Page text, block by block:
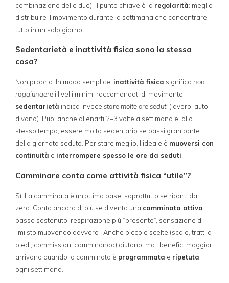
combinazione delle due). Il punto chiave è la regolarità: meglio
distribuire il movimento durante la settimana che concentrare
tutto in un solo giorno.
Sedentarietà e inattività fisica sono la stessa
cosa?
Non proprio. In modo semplice: inattività fisica significa non
raggiungere i livelli minimi raccomandati di movimento;
sedentarietà indica invece stare molte ore seduti (lavoro, auto,
divano). Puoi anche allenarti 2–3 volte a settimana e, allo
stesso tempo, essere molto sedentario se passi gran parte
della giornata seduto. Per stare meglio, l’ideale è muoversi con
continuità e interrompere spesso le ore da seduti.
Camminare conta come attività fisica “utile”?
Sì. La camminata è un’ottima base, soprattutto se riparti da
zero. Conta ancora di più se diventa una camminata attiva:
passo sostenuto, respirazione più “presente”, sensazione di
“mi sto muovendo davvero”. Anche piccole scelte (scale, tratti a
piedi, commissioni camminando) aiutano, ma i benefici maggiori
arrivano quando la camminata è programmata e ripetuta
ogni settimana.